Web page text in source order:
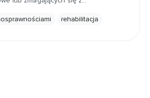
rehabilitacja